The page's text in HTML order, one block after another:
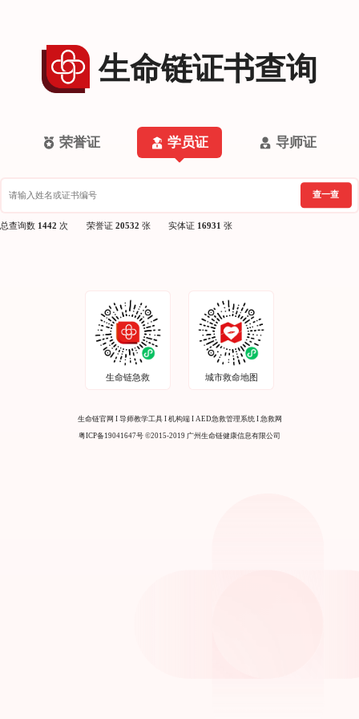
生命链证书查询
荣誉证 学员证 导师证
查一查
总查询数 1442 次 荣誉证 20532 张 实体证 16931 张
生命链急救 城市救命地图
生命链官网 I 导师教学工具I 机构端I AED急救管理系统I 急救网
粤ICP备19041647号 ©2015-2019 广州生命链健康信息有限公司